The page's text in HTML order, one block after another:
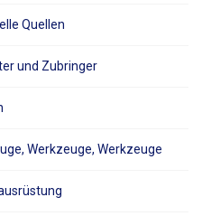
Quellen
und Zubringer
Werkzeuge, Werkzeuge